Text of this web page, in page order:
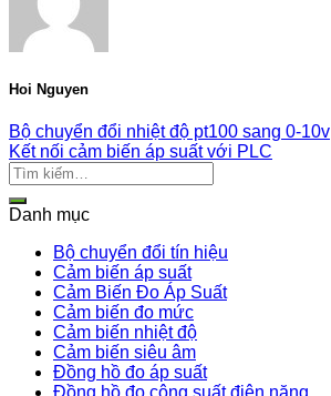
Hoi Nguyen
Bộ chuyển đổi nhiệt độ pt100 sang 0-10v
Kết nối cảm biến áp suất với PLC
Danh mục
Bộ chuyển đổi tín hiệu
Cảm biến áp suất
Cảm Biến Đo Áp Suất
Cảm biến đo mức
Cảm biến nhiệt độ
Cảm biến siêu âm
Đồng hồ đo áp suất